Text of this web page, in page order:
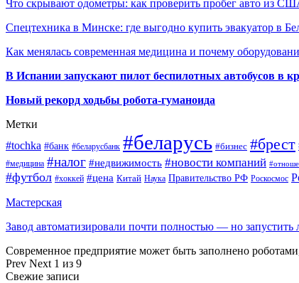
Что скрывают одометры: как проверить пробег авто из
Спецтехника в Минске: где выгодно купить эвакуатор в
Как менялась современная медицина и почему
В Испании запускают пилот беспилотных автобусов в
Новый рекорд ходьбы робота-гуманоида
Метки
#tochka #банк #беларусбанк #беларусь #бизнес #брест
#медицина #налог #недвижимость #новости компаний
#футбол #хоккей #цена Китай Наука Правительство РФ Роскосмос
Мастерская
Завод автоматизировали почти полностью — но
Современное предприятие может быть заполнено
Prev Next 1 из 9
Свежие записи